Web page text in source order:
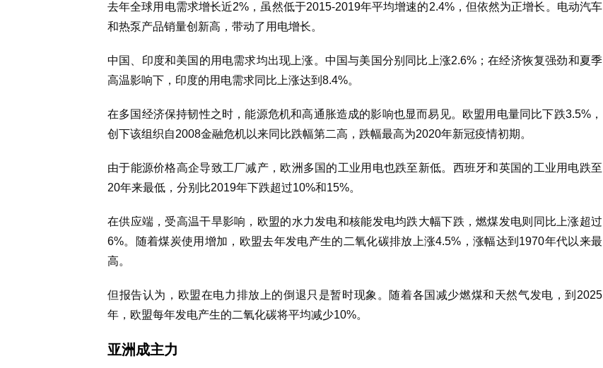
去年全球用电需求增长近2%，虽然低于2015-2019年平均增速的2.4%，但依然为正增长。电动汽车
和热泵产品销量创新高，带动了用电增长。
中国、印度和美国的用电需求均出现上涨。中国与美国分别同比上涨2.6%；在经济恢复强劲和夏季
高温影响下，印度的用电需求同比上涨达到8.4%。
在多国经济保持韧性之时，能源危机和高通胀造成的影响也显而易见。欧盟用电量同比下跌3.5%，
创下该组织自2008金融危机以来同比跌幅第二高，跌幅最高为2020年新冠疫情初期。
由于能源价格高企导致工厂减产，欧洲多国的工业用电也跌至新低。西班牙和英国的工业用电跌至
20年来最低，分别比2019年下跌超过10%和15%。
在供应端，受高温干旱影响，欧盟的水力发电和核能发电均跌大幅下跌，燃煤发电则同比上涨超过
6%。随着煤炭使用增加，欧盟去年发电产生的二氧化碳排放上涨4.5%，涨幅达到1970年代以来最
高。
但报告认为，欧盟在电力排放上的倒退只是暂时现象。随着各国减少燃煤和天然气发电，到2025
年，欧盟每年发电产生的二氧化碳将平均减少10%。
亚洲成主力